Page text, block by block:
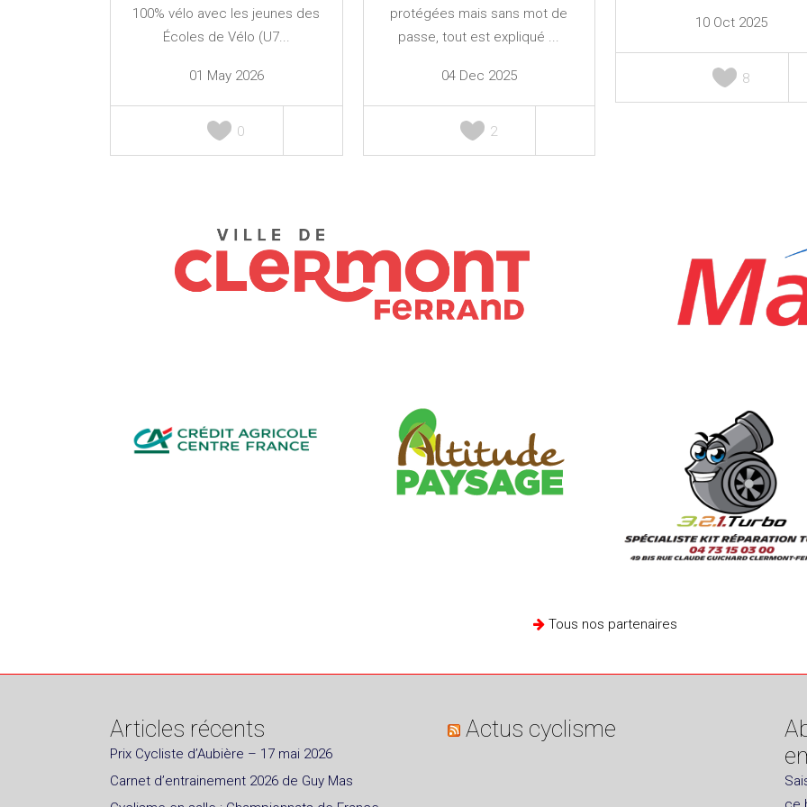
100% vélo avec les jeunes des
Écoles de Vélo (U7...
01 May 2026
0
protégées mais sans mot de
passe, tout est expliqué ...
04 Dec 2025
2
10 Oct 2025
8
Tous nos partenaires
Articles récents
Prix Cycliste d’Aubière – 17 mai 2026
Carnet d’entrainement 2026 de Guy Mas
Actus cyclisme